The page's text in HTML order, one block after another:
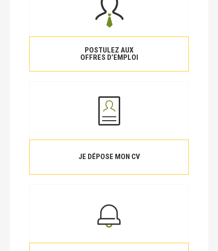
POSTULEZ AUX
OFFRES D’EMPLOI
JE DÉPOSE MON CV